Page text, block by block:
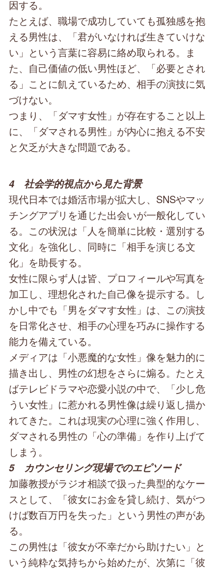
因する。
たとえば、職場で成功していても孤独感を抱
える男性は、「君がいなければ生きていけな
い」という言葉に容易に絡め取られる。ま
た、自己価値の低い男性ほど、「必要とされ
る」ことに飢えているため、相手の演技に気
づけない。
つまり、「ダマす女性」が存在すること以上
に、「ダマされる男性」が内心に抱える不安
と欠乏が大きな問題である。
4 社会学的視点から見た背景
現代日本では婚活市場が拡大し、SNSやマッ
チングアプリを通じた出会いが一般化してい
る。この状況は「人を簡単に比較・選別する
文化」を強化し、同時に「相手を演じる文
化」を助長する。
女性に限らず人は皆、プロフィールや写真を
加工し、理想化された自己像を提示する。し
かし中でも「男をダマす女性」は、この演技
を日常化させ、相手の心理を巧みに操作する
能力を備えている。
メディアは「小悪魔的な女性」像を魅力的に
描き出し、男性の幻想をさらに煽る。たとえ
ばテレビドラマや恋愛小説の中で、「少し危
うい女性」に惹かれる男性像は繰り返し描か
れてきた。これは現実の心理に強く作用し、
ダマされる男性の「心の準備」を作り上げて
しまう。
5 カウンセリング現場でのエピソード
加藤教授がラジオ相談で扱った典型的なケー
スとして、「彼女にお金を貸し続け、気がつ
けば数百万円を失った」という男性の声があ
る。
この男性は「彼女が不幸だから助けたい」と
いう純粋な気持ちから始めたが、次第に「彼